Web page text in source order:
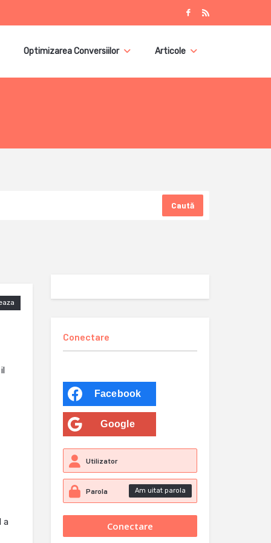
Optimizarea Conversiilor Articole
Caută
a
Conectare
Facebook
Google
Am uitat parola